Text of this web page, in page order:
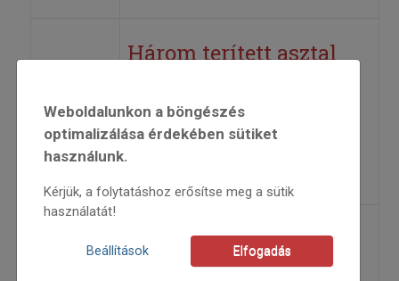
Három terített asztal
2019/3
Móricz Zsigmond
Magyarok
Weboldalunkon a böngészés
optimalizálása érdekében sütiket
használunk.
Kérjük, a folytatáshoz erősítse meg a sütik
használatát!
Beállítások Elfogadás